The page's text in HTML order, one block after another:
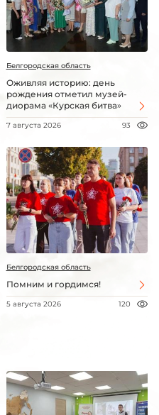
Белгородская область
Оживляя историю: день
рождения отметил музей-
диорама «Курская битва»
7 августа 2026 93
Белгородская область
Помним и гордимся!
5 августа 2026 120